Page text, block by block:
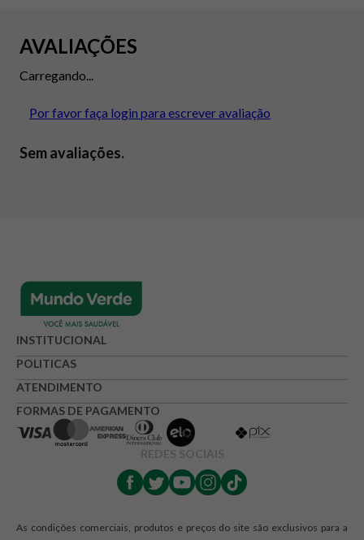
AVALIAÇÕES
Carregando...
Por favor faça login para escrever avaliação
Sem avaliações.
INSTITUCIONAL
POLITICAS
ATENDIMENTO
FORMAS DE PAGAMENTO
REDES SOCIAIS
As condições comerciais, produtos e preços do site são exclusivos para a